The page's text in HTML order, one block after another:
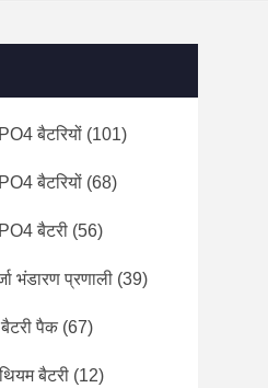
बैटरियों (101)
बैटरियों (68)
बैटरी (56)
भंडारण प्रणाली (39)
पैक (67)
बैटरी (12)